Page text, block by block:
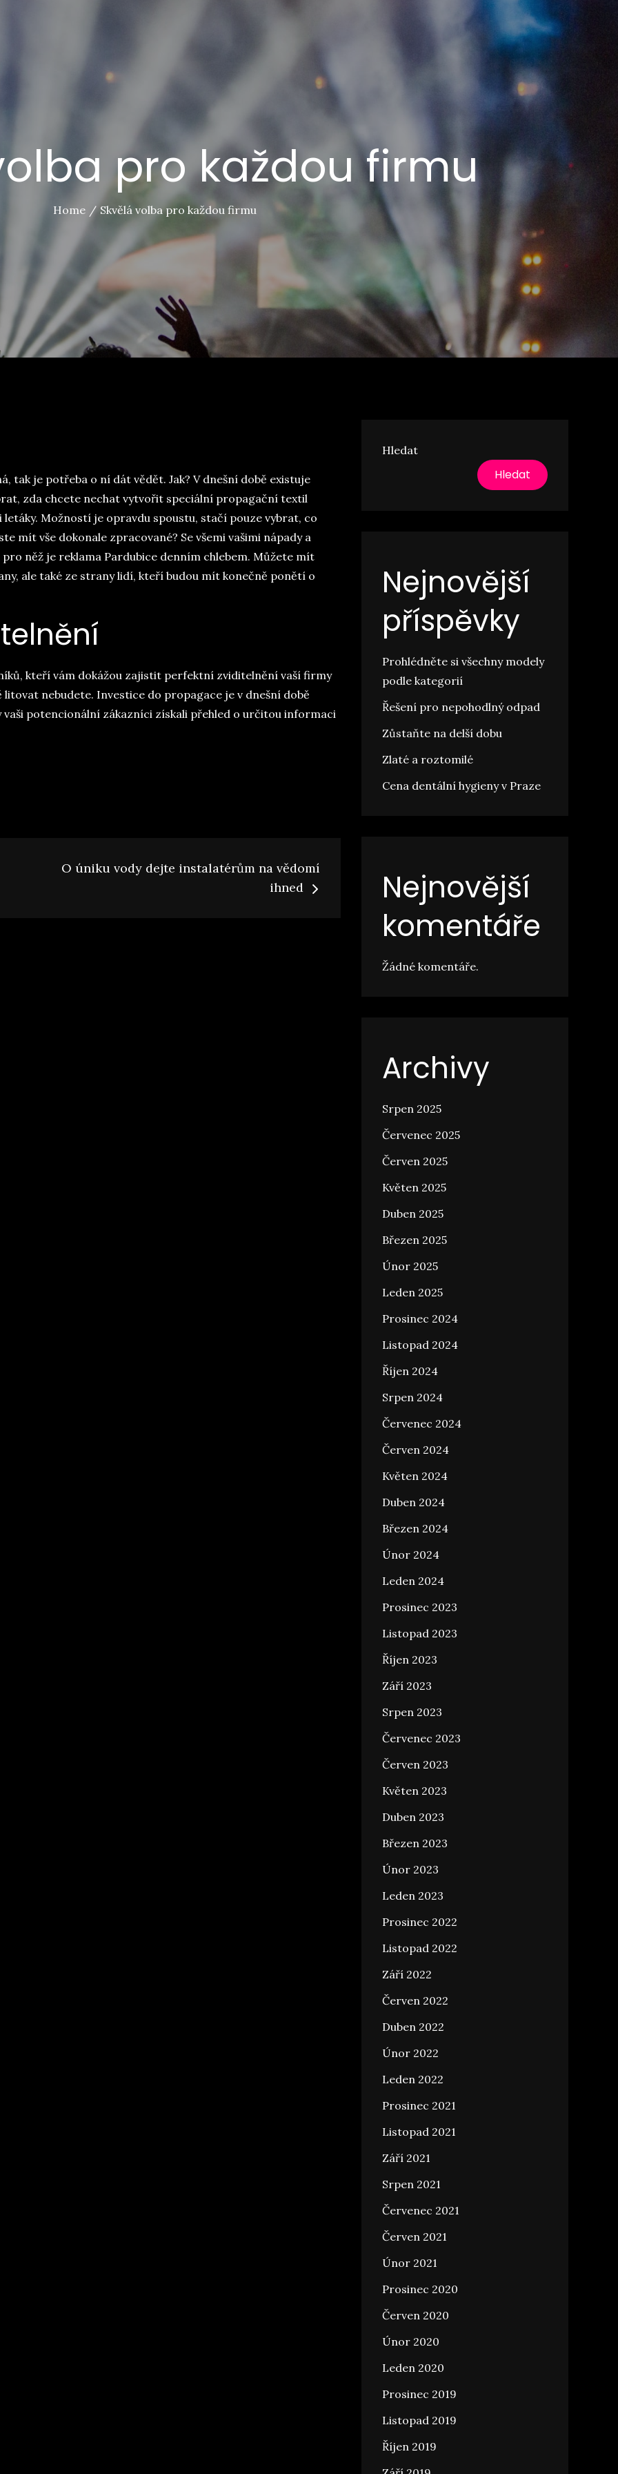
pro každou firmu
Home Skvělá volba pro každou firmu
tak je potřeba o ní dát vědět. Jak? V dnešní době existuje
zda chcete nechat vytvořit speciální propagační textil
Možností je opravdu spoustu, stačí pouze vybrat, co
mít vše dokonale zpracované? Se všemi vašimi nápady a
něž je reklama Pardubice denním chlebem. Můžete mít
ale také ze strany lidí, kteří budou mít konečně ponětí o
kteří vám dokážou zajistit perfektní zviditelnění vaší firmy
nebudete. Investice do propagace je v dnešní době
potencionální zákazníci získali přehled o určitou informaci
O úniku vody dejte instalatérům na vědomí
ihned
Hledat
Hledat
Nejnovější
příspěvky
Prohlédněte si všechny modely
podle kategorií
Řešení pro nepohodlný odpad
Zůstaňte na delší dobu
Zlaté a roztomilé
Cena dentální hygieny v Praze
Nejnovější
komentáře
Žádné komentáře.
Archivy
Srpen 2025
Červenec 2025
Červen 2025
Květen 2025
Duben 2025
Březen 2025
Únor 2025
Leden 2025
Prosinec 2024
Listopad 2024
Říjen 2024
Srpen 2024
Červenec 2024
Červen 2024
Květen 2024
Duben 2024
Březen 2024
Únor 2024
Leden 2024
Prosinec 2023
Listopad 2023
Říjen 2023
Září 2023
Srpen 2023
Červenec 2023
Červen 2023
Květen 2023
Duben 2023
Březen 2023
Únor 2023
Leden 2023
Prosinec 2022
Listopad 2022
Září 2022
Červen 2022
Duben 2022
Únor 2022
Leden 2022
Prosinec 2021
Listopad 2021
Září 2021
Srpen 2021
Červenec 2021
Červen 2021
Únor 2021
Prosinec 2020
Červen 2020
Únor 2020
Leden 2020
Prosinec 2019
Listopad 2019
Říjen 2019